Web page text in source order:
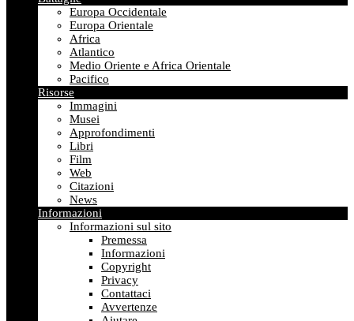
Europa Occidentale
Europa Orientale
Africa
Atlantico
Medio Oriente e Africa Orientale
Pacifico
Risorse
Immagini
Musei
Approfondimenti
Libri
Film
Web
Citazioni
News
Informazioni
Informazioni sul sito
Premessa
Informazioni
Copyright
Privacy
Contattaci
Avvertenze